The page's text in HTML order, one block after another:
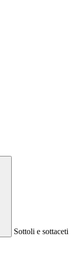
Sottoli e sottaceti